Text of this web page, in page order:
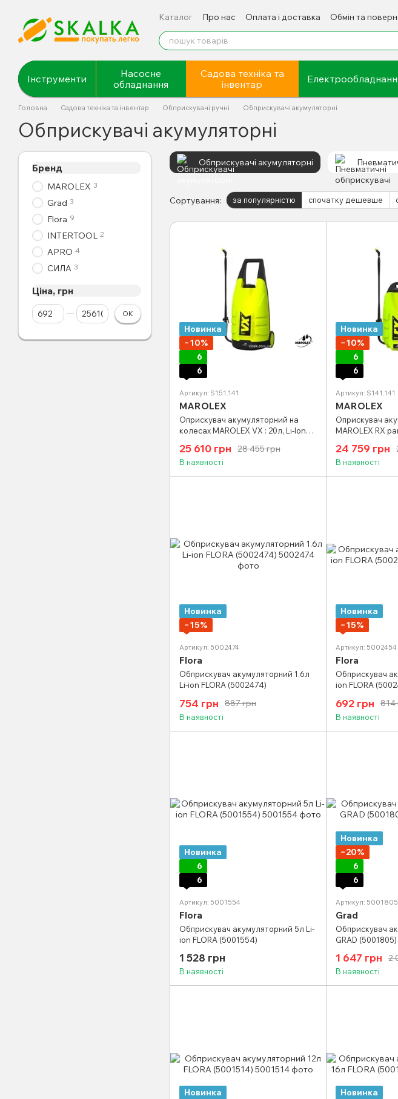
Каталог Про нас Оплата і доставка Обмін та
Відгуки про магазин
Інструменти
Насосне
обладнання
Садова техніка та
інвентар
Головна Садова техніка та інвентар Обприскувачі ручні Обприскувачі акумуляторні
Обприскувачі акумуляторні
Обприскувачі акумуляторні
Сортування: за популярністю спочатку дешевше
Новинка
−10%
6
6
Артикул: S151.141
MAROLEX
Оприскувач акумуляторний на
колесах MAROLEX VX : 20л, Li-Ion
28 455 грн
25 610 грн
В наявності
Новинка
−10%
6
6
Артикул: S141.141
MAROLEX
Оприскувач
MAROLEX RX
24 759 грн
В наявності
Новинка
−15%
Артикул: 5002474
Flora
Обприскувач акумуляторний 1.6л
Li-ion FLORA (5002474)
887 грн
754 грн
В наявності
Новинка
−15%
Артикул: 5002454
Flora
Обприскувач
ion FLORA
814
692 грн
В наявності
Новинка
6
6
Артикул: 5001554
Flora
Обприскувач акумуляторний 5л Li-
ion FLORA (5001554)
1 528 грн
В наявності
Новинка
−20%
6
6
Артикул: 5001805
Grad
Обприскувач
GRAD (5001805)
2
1 647 грн
В наявності
Новинка
Новинка
Бренд
MAROLEX 3
Grad 3
Flora 9
INTERTOOL 2
APRO 4
СИЛА 3
Ціна, грн
Від Ціна, грн
До Ціна, грн ОК